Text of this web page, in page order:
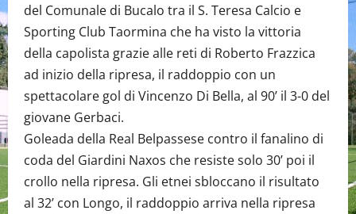
del Comunale di Bucalo tra il S. Teresa Calcio e
Sporting Club Taormina che ha visto la vittoria
della capolista grazie alle reti di Roberto Frazzica
ad inizio della ripresa, il raddoppio con un
spettacolare gol di Vincenzo Di Bella, al 90’ il 3-0 del
giovane Gerbaci.
Goleada della Real Belpassese contro il fanalino di
coda del Giardini Naxos che resiste solo 30’ poi il
crollo nella ripresa. Gli etnei sbloccano il risultato
al 32’ con Longo, il raddoppio arriva nella ripresa